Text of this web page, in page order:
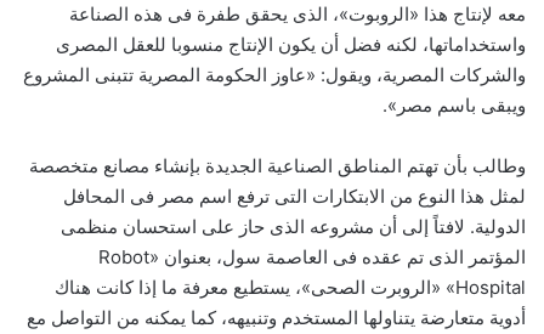
معه لإنتاج هذا «الروبوت»، الذى يحقق طفرة فى هذه الصناعة
واستخداماتها، لكنه فضل أن يكون الإنتاج منسوبا للعقل المصرى
والشركات المصرية، ويقول: «عاوز الحكومة المصرية تتبنى المشروع
ويبقى باسم مصر».
وطالب بأن تهتم المناطق الصناعية الجديدة بإنشاء مصانع متخصصة
لمثل هذا النوع من الابتكارات التى ترفع اسم مصر فى المحافل
الدولية. لافتاً إلى أن مشروعه الذى حاز على استحسان منظمى
المؤتمر الذى تم عقده فى العاصمة سول، بعنوان «Robot
Hospital» «الروبرت الصحى»، يستطيع معرفة ما إذا كانت هناك
أدوية متعارضة يتناولها المستخدم وتنبيهه، كما يمكنه من التواصل مع